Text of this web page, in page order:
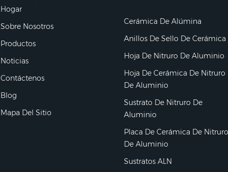
Hogar
Sobre Nosotros
Productos
Noticias
Contáctenos
Blog
Mapa Del Sitio
Cerámica De Alúmina
Anillos De Sello De Cerámica
Hoja De Nitruro De Aluminio
Hoja De Cerámica De Nitruro
De Aluminio
Sustrato De Nitruro De
Aluminio
Placa De Cerámica De Nitruro
De Aluminio
Sustratos ALN